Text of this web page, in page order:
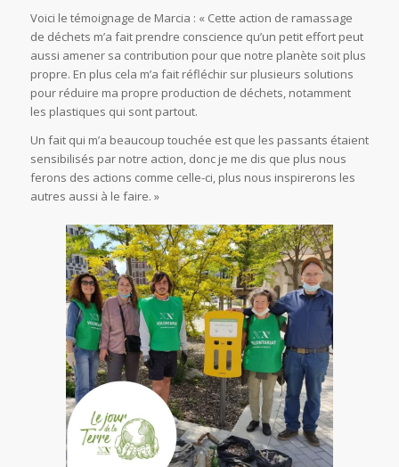
Voici le témoignage de Marcia : « Cette action de ramassage
de déchets m’a fait prendre conscience qu’un petit effort peut
aussi amener sa contribution pour que notre planète soit plus
propre. En plus cela m’a fait réfléchir sur plusieurs solutions
pour réduire ma propre production de déchets, notamment
les plastiques qui sont partout.
Un fait qui m’a beaucoup touchée est que les passants étaient
sensibilisés par notre action, donc je me dis que plus nous
ferons des actions comme celle-ci, plus nous inspirerons les
autres aussi à le faire. »